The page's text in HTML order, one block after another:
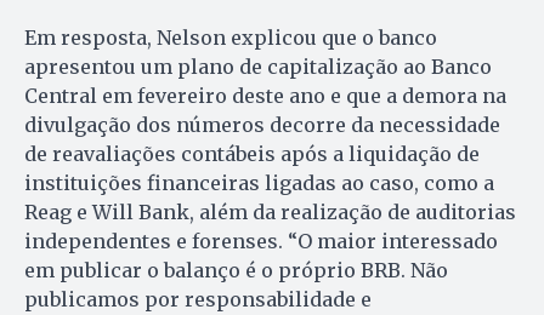
Em resposta, Nelson explicou que o banco
apresentou um plano de capitalização ao Banco
Central em fevereiro deste ano e que a demora na
divulgação dos números decorre da necessidade
de reavaliações contábeis após a liquidação de
instituições financeiras ligadas ao caso, como a
Reag e Will Bank, além da realização de auditorias
independentes e forenses. “O maior interessado
em publicar o balanço é o próprio BRB. Não
publicamos por responsabilidade e